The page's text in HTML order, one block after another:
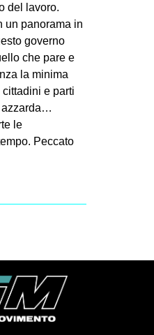
in
Fb
del lavoro.
un panorama in
governo
che pare e
la minima
e parti
azzarda…
le
Peccato